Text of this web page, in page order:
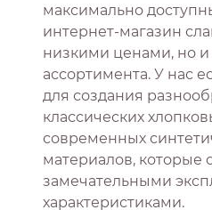
максимально
интернет-магазин
низкими ценами, но
ассортимента. У нас
для создания
классических
современных
материалов, которые
замечательными
характеристиками.